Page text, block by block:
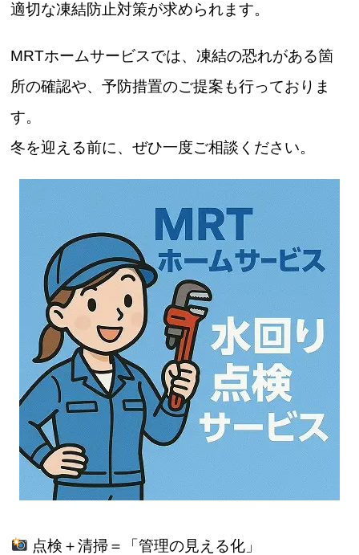
適切な凍結防止対策が求められます。
MRTホームサービスでは、凍結の恐れがある箇
所の確認や、予防措置のご提案も行っておりま
す。
冬を迎える前に、ぜひ一度ご相談ください。
点検＋清掃＝「管理の見える化」